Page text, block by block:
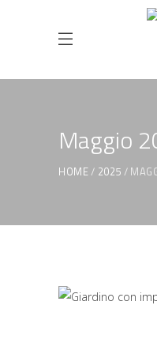
Maggio
HOME 2025